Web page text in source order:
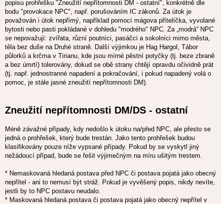
popisu prohřešku "Zneužití nepřítomnosti DM - ostatní", konkrétně dle
bodu "provokace NPC", např. porušováním IC zákonů. Za útok je
považován i útok nepřímý, například pomocí mágova přítelíčka, vyvolané
bytosti nebo pasti pokládané v dohledu "modrého" NPC. Za „modrá“ NPC
se nepovažují: zvířata, různí poutníci, pasáčci a sokolníci mimo města,
těla bez duše na Druhé straně. Další výjimkou je Hag Hargol, Tábor
půlorků a krčma v Tirianu, kde jsou mírné pěstní potyčky (tj. beze zbraně
a bez úmrtí) tolerovány, dokud se obě strany chtějí opravdu očividně prát
(tj. např. jednostranné napadení a pokračování, i pokud napadený volá o
pomoc, je stále jasné zneužití nepřítomnosti DM).
Zneužití nepřítomnosti DM/DS - ostatní
Méně závažné případy, kdy nedošlo k útoku na/před NPC, ale přesto se
jedná o prohřešek, který bude trestán. Jako tento prohřešek budou
klasifikovány pouze níže vypsané případy. Pokud by se vyskytl jiný
nežádoucí případ, bude se řešit výjimečným na míru ušitým trestem.
* Nemaskovaná hledaná postava před NPC či postava pojatá jako obecný
nepřítel - ani to nemusí být stráž. Pokud je vyvěšený popis, nikdy nevíte,
jestli by to NPC postavu neudalo.
* Maskovaná hledaná postava či postava pojatá jako obecný nepřítel v